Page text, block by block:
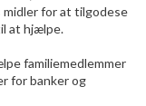
for at tilgodese
at hjælpe.
familiemedlemmer
for banker og